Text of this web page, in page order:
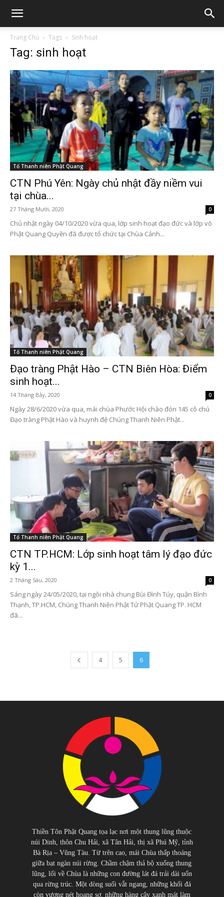
Trang Chủ Tags Sinh hoạt
Tag: sinh hoạt
Tổ Thanh niên Phật Quang
CTN Phú Yên: Ngày chủ nhật đầy niềm vui
tại chùa...
27 Tháng Mười, 2020 0
Chủ nhật ngày 04/10/2020 vừa qua, lớp sinh hoạt đạo đức và lớp võ
Phật Quang Quyền đã được tổ chức tại Chùa Cảnh...
Tổ Thanh niên Phật Quang
Đạo tràng Phật Hào – CTN Biên Hòa: Điểm
sinh hoạt...
14 Tháng Bảy, 2020 0
Ngày 28/6/2020 vừa qua, mái chùa Phước Hội chào đón 145 cô chú
Đạo tràng Phật Hào và huynh đệ Chúng Thanh Niên Phật...
Tổ Thanh niên Phật Quang
CTN TP.HCM: Lớp sinh hoạt tâm lý đạo đức
kỳ 1...
2 Tháng Sáu, 2020 0
Sáng ngày 24/05/2020, tại ngôi nhà chung Bùi Đình Túy, quận Bình
Thạnh, TP.HCM, Chúng Thanh Niên Phật Tử Phật Quang TP. HCM
đã...
4 5 6
Thiền Tôn Phật Quang tọa lạc nơi một thung lũng thuộc
núi Dinh, thôn Chu Hải, xã Tân Hải, thị xã Phú Mỹ, tỉnh
Bà Rịa – Vũng Tàu. Từ trên cao, mái Chùa thấp thoáng
giữa bạt ngàn núi rừng. Chầm chậm thả bộ xuống thung
lũng, lối về Chùa là những con đường lát đá trải dài uốn
qua rừng trúc. Một dòng suối vắt ngang, những khối đá
còn vương nét hoang sơ, những hàng cây xanh mát làm